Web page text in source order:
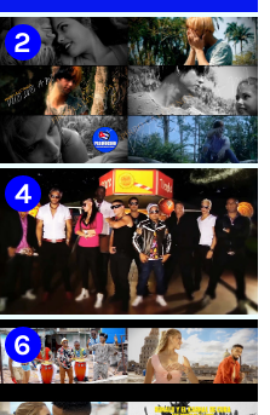
🟢 Pirro | ¨Vuelve a mi¨ |
Videoclip | Música Urbana
Cubana | Artistas Cubanos |
Canción | CUBA